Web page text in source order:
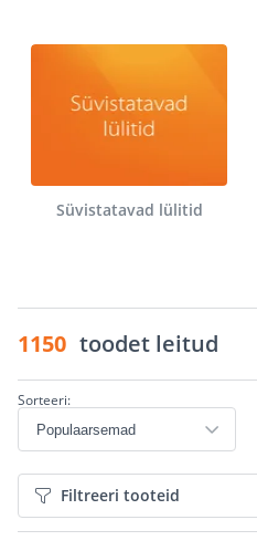
Süvistatavad lülitid
1150 toodet leitud
Sorteeri:
Filtreeri tooteid